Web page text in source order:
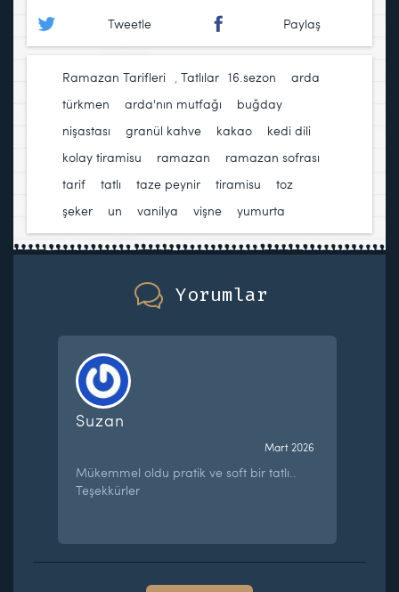
Tweetle Paylaş
Ramazan Tarifleri , Tatlılar 16.sezon
arda
türkmen
arda'nın mutfağı
buğday
nişastası
granül kahve kakao kedi dili
kolay tiramisu
ramazan ramazan sofrası
tarif
tatlı taze peynir tiramisu
toz
şeker
un vanilya vişne yumurta
Yorumlar
Suzan
Mart 2026
Mükemmel oldu pratik ve soft bir tatlı..
Teşekkürler